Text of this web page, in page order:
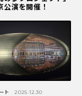
公演を開催！
ト 2025.12.30